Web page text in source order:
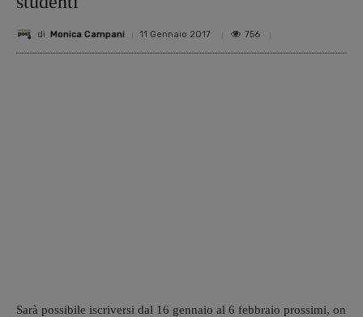
di Monica Campani 11 Gennaio 2017 756
Sarà possibile iscriversi dal 16 gennaio al 6 febbraio prossimi, on